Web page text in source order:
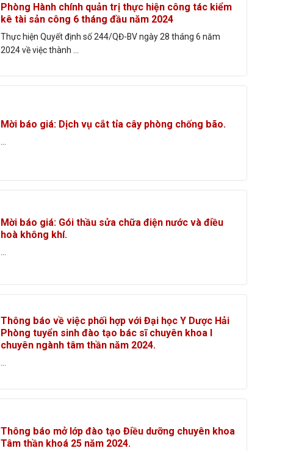
Phòng Hành chính quản trị thực hiện công tác kiểm
kê tài sản công 6 tháng đầu năm 2024
Thực hiện Quyết định số 244/QĐ-BV ngày 28 tháng 6 năm
2024 về việc thành ...
Mời báo giá: Dịch vụ cắt tỉa cây phòng chống bão.
Mời báo giá: Gói thầu sửa chữa điện nước và điều
hoà không khí.
Thông báo về việc phối hợp với Đại học Y Dược Hải
Phòng tuyển sinh đào tạo bác sĩ chuyên khoa I
chuyên ngành tâm thần năm 2024.
Thông báo mở lớp đào tạo Điều dưỡng chuyên khoa
Tâm thần khoá 25 năm 2024.